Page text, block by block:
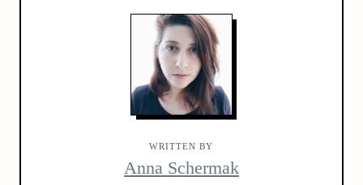
WRITTEN BY
Anna Schermak